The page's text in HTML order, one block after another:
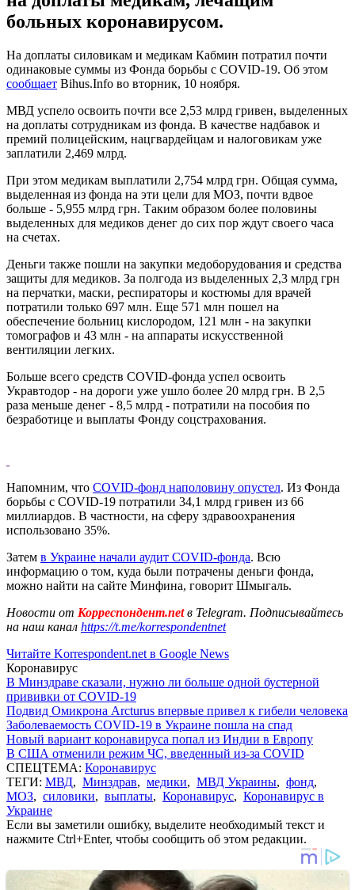
больных коронавирусом.
На доплаты силовикам и медикам Кабмин потратил почти
одинаковые суммы из Фонда борьбы с COVID-19. Об этом
сообщает Bihus.Info во вторник, 10 ноября.
МВД успело освоить почти все 2,53 млрд гривен, выделенных
на доплаты сотрудникам из фонда. В качестве надбавок и
премий полицейским, нацгвардейцам и налоговикам уже
заплатили 2,469 млрд.
При этом медикам выплатили 2,754 млрд грн. Общая сумма,
выделенная из фонда на эти цели для МОЗ, почти вдвое
больше - 5,955 млрд грн. Таким образом более половины
выделенных для медиков денег до сих пор ждут своего часа
на счетах.
Деньги также пошли на закупки медоборудования и средства
защиты для медиков. За полгода из выделенных 2,3 млрд грн
на перчатки, маски, респираторы и костюмы для врачей
потратили только 697 млн. Еще 571 млн пошел на
обеспечение больниц кислородом, 121 млн - на закупки
томографов и 43 млн - на аппараты искусственной
вентиляции легких.
Больше всего средств COVID-фонда успел освоить
Укравтодор - на дороги уже ушло более 20 млрд грн. В 2,5
раза меньше денег - 8,5 млрд - потратили на пособия по
безработице и выплаты Фонду соцстрахования.
Напомним, что COVID-фонд наполовину опустел. Из Фонда
борьбы с COVID-19 потратили 34,1 млрд гривен из 66
миллиардов. В частности, на сферу здравоохранения
использовано 35%.
Затем в Украине начали аудит COVID-фонда. Всю
информацию о том, куда были потрачены деньги фонда,
можно найти на сайте Минфина, говорит Шмыгаль.
Новости от Корреспондент.netв Telegram. Подписывайтесь
на наш канал https://t.me/korrespondentnet
Читайте Korrespondent.net в Google News
Коронавирус
В Минздраве сказали, нужно ли больше одной бустерной
прививки от COVID-19
Подвид Омикрона Arcturus впервые привел к гибели человека
Заболеваемость COVID-19 в Украине пошла на спад
Новый вариант коронавируса попал из Индии в Европу
В США отменили режим ЧС, введенный из-за COVID
СПЕЦТЕМА: Коронавирус
ТЕГИ: МВД, Минздрав, медики, МВД Украины, фонд,
МОЗ, силовики, выплаты, Коронавирус, Коронавирус в
Украине
Если вы заметили ошибку, выделите необходимый текст и
нажмите Ctrl+Enter, чтобы сообщить об этом редакции.